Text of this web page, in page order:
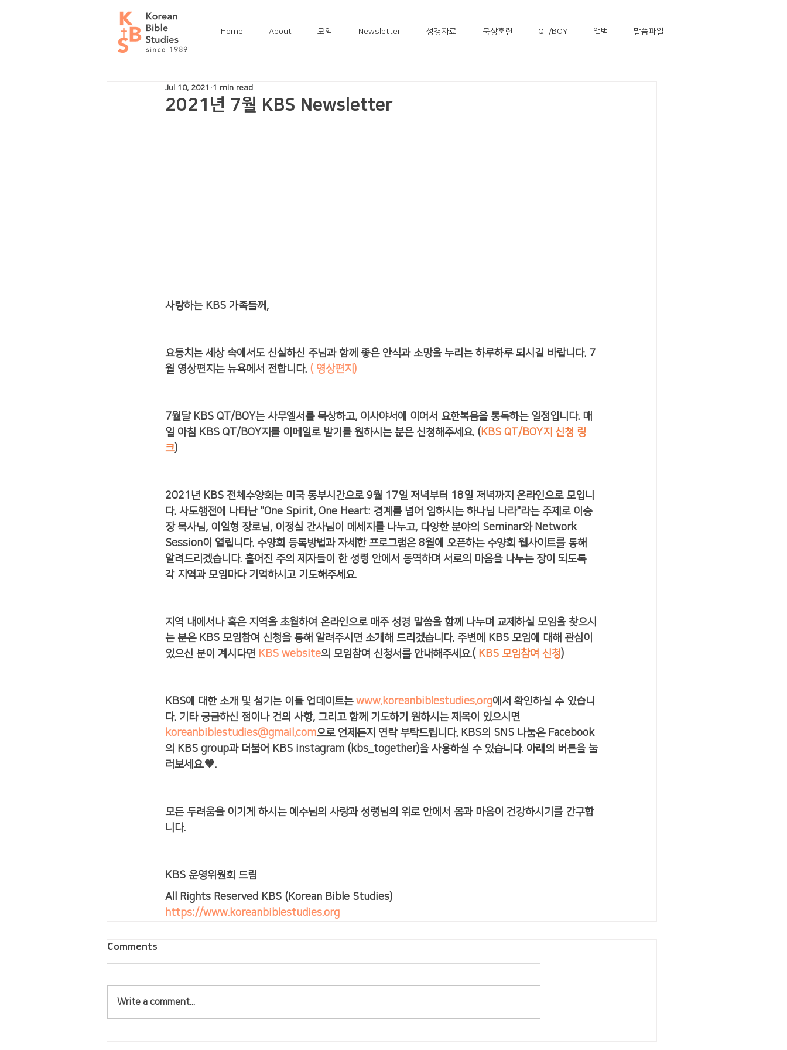
Home About 모임 Newsletter 성경자료 묵상훈련 QT/BOY 앨범 말씀파일
2021년 7월 KBS Newsletter
Jul 10, 2021 1 min read
사랑하는 KBS 가족들께,
요동치는 세상 속에서도 신실하신 주님과 함께 좋은 안식과 소망을 누리는 하루하루 되시길 바랍니다. 7
월 영상편지는 뉴욕에서 전합니다. ( 영상편지 )
7월달 KBS QT/BOY는 사무엘서를 묵상하고, 이사야서에 이어서 요한복음을 통독하는 일정입니다. 매
일 아침 KBS QT/BOY지를 이메일로 받기를 원하시는 분은 신청해주세요. ( KBS QT/BOY지 신청 링
크)
2021년 KBS 전체수양회는 미국 동부시간으로 9월 17일 저녁부터 18일 저녁까지 온라인으로 모입니
다. 사도행전에 나타난 "One Spirit, One Heart: 경계를 넘어 임하시는 하나님 나라"라는 주제로 이승
장 목사님, 이일형 장로님, 이정실 간사님이 메세지를 나누고, 다양한 분야의 Seminar와 Network
Session이 열립니다. 수양회 등록방법과 자세한 프로그램은 8월에 오픈하는 수양회 웹사이트를 통해
알려드리겠습니다. 흩어진 주의 제자들이 한 성령 안에서 동역하며 서로의 마음을 나누는 장이 되도록
각 지역과 모임마다 기억하시고 기도해주세요.
지역 내에서나 혹은 지역을 초월하여 온라인으로 매주 성경 말씀을 함께 나누며 교제하실 모임을 찾으시
는 분은 KBS 모임참여 신청을 통해 알려주시면 소개해 드리겠습니다. 주변에 KBS 모임에 대해 관심이
있으신 분이 계시다면 KBS website의 모임참여 신청서를 안내해주세요.( KBS 모임참여 신청)
KBS에 대한 소개 및 섬기는 이들 업데이트는 www.koreanbiblestudies.org에서 확인하실 수 있습니
다. 기타 궁금하신 점이나 건의 사항, 그리고 함께 기도하기 원하시는 제목이 있으시면
koreanbiblestudies@gmail.com으로 언제든지 연락 부탁드립니다. KBS의 SNS 나눔은 Facebook
의 KBS group과 더불어 KBS instagram (kbs_together)을 사용하실 수 있습니다. 아래의 버튼을 눌
러보세요.🧡.
모든 두려움을 이기게 하시는 예수님의 사랑과 성령님의 위로 안에서 몸과 마음이 건강하시기를 간구합
니다.
KBS 운영위원회 드림
All Rights Reserved KBS (Korean Bible Studies)
https://www.koreanbiblestudies.org
Comments
Write a comment...